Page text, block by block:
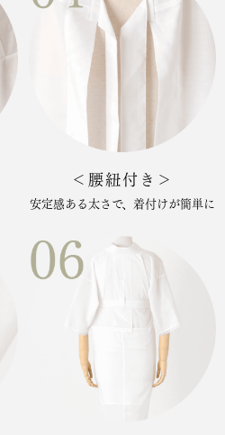
＜腰紐付き＞
安定感ある太さで、着付けが簡単に